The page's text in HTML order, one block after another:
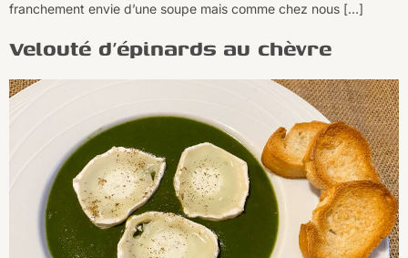
franchement envie d’une soupe mais comme chez nous […]
Velouté d’épinards au chèvre